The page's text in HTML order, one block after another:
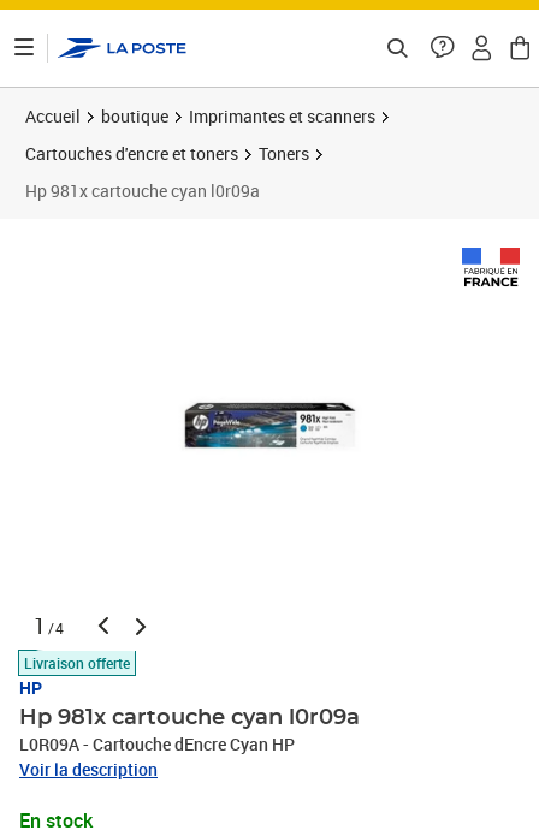
Accueil boutique
Imprimantes et scanners
Cartouches d'encre et toners
Toners
Hp 981x cartouche cyan l0r09a
1 /4
Livraison offerte
HP
Hp 981x cartouche cyan l0r09a
L0R09A - Cartouche dEncre Cyan HP
Voir la description
En stock